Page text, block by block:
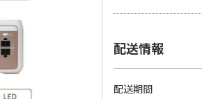
配送情報
配送期間